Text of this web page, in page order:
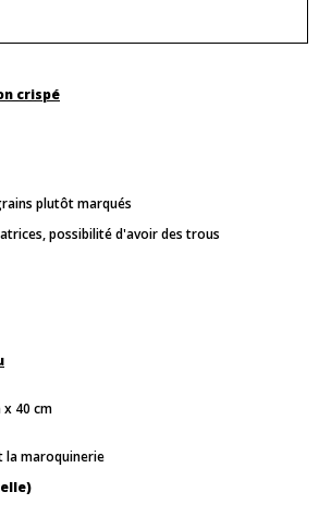
crispé
plutôt marqués
possibilité d'avoir des trous
x 40 cm
la maroquinerie